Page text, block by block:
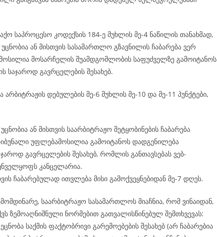
საპროცესო კოდექსის 184-ე მუხლის მე-4 ნაწილის თანახმად,
ან მისთვის სასამართლო გზავნილის ჩაბარება ვერ
მოსარჩელის შუამდგომლობის საფუძველზე გამოიტანოს
საჯაროდ გავრცელების შესახებ.
არბიტრაჟის დებულების მე-6 მუხლის მე-10 და მე-11 პუნქტები,
ან მისთვის საარბიტრაჟო შეტყობინების ჩაბარება
უფლებამოსილია გამოიტანოს დადგენილება
გავრცელების შესახებ, რომლის განთავსებას ვებ-
კანცელარია.
ჩაბარებულად ითვლება მისი გამოქვეყნებიდან მე-7 დღეს.
საარბიტრაჟო სასამართლოს მიაჩნია, რომ ვინაიდან,
ზემოაღნიშნული ნორმებით გათვალისწინებულ შემთხვევას:
საქმის ფაქტობრივი გარემოებების შესახებ (არ ჩაბარებია